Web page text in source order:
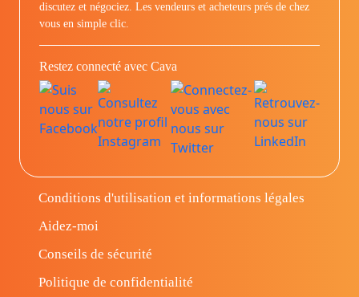
discutez et négociez. Les vendeurs et acheteurs prés de chez
vous en simple clic.
Restez connecté avec Cava
Conditions d'utilisation et informations légales
Aidez-moi
Conseils de sécurité
Politique de confidentialité